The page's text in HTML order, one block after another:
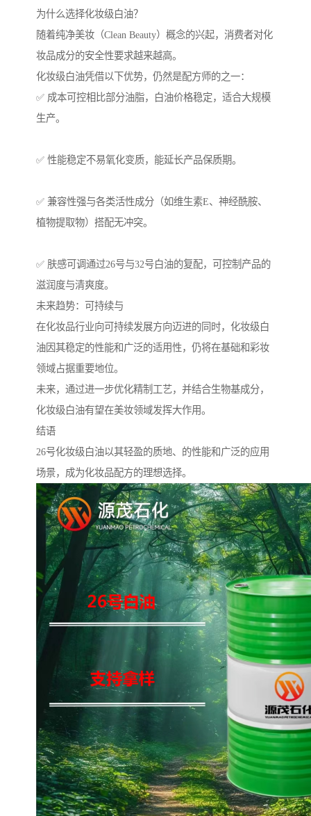
为什么选择化妆级白油？
随着纯净美妆（Clean Beauty）概念的兴起，消费者对化
妆品成分的安全性要求越来越高。
化妆级白油凭借以下优势，仍然是配方师的之一：
✅ 成本可控相比部分油脂，白油价格稳定，适合大规模
生产。
✅ 性能稳定不易氧化变质，能延长产品保质期。
✅ 兼容性强与各类活性成分（如维生素E、神经酰胺、
植物提取物）搭配无冲突。
✅ 肤感可调通过26号与32号白油的复配，可控制产品的
滋润度与清爽度。
未来趋势：可持续与
在化妆品行业向可持续发展方向迈进的同时，化妆级白
油因其稳定的性能和广泛的适用性，仍将在基础和彩妆
领域占据重要地位。
未来，通过进一步优化精制工艺，并结合生物基成分，
化妆级白油有望在美妆领域发挥大作用。
结语
26号化妆级白油以其轻盈的质地、的性能和广泛的应用
场景，成为化妆品配方的理想选择。